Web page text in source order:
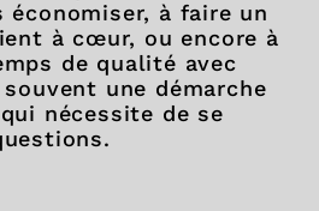
économiser, à faire un
à cœur, ou encore à
de qualité avec
une démarche
nécessite de se